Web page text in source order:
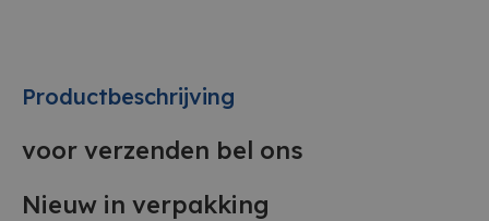
Productbeschrijving
voor verzenden bel ons
Nieuw in verpakking